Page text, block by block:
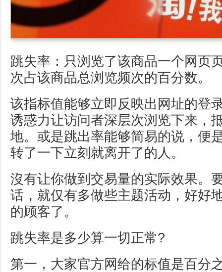
跳失率：只浏览了该商品一个网页
次占该商品总浏览频次的百分数。
该指标值能够立即反映出网址的登
诱惑力让访问者深层次浏览下来，
地。或是跳出率能够简易的说，便
转了一下立刻就离开了的人。
沒有让你做到交易量的实际效果。
话，就仅有多做些主题活动，好好
的顾客了。
跳失率是多少算一切正常?
第一，大家官方网给的标值是百分